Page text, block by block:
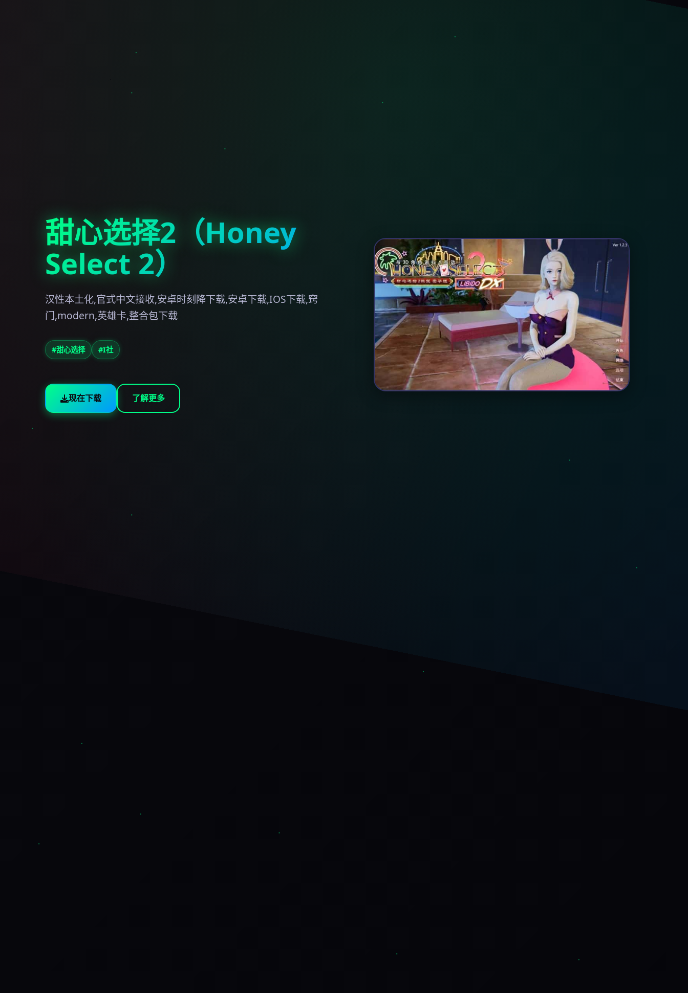
甜心选择2（Honey
Select 2）
汉性本土化,官式中文接收,安卓时刻降下载,安卓下载,IOS下载,窍
门,modern,英雄卡,整合包下载
#甜心选择 #I社
现在下载 了解更多